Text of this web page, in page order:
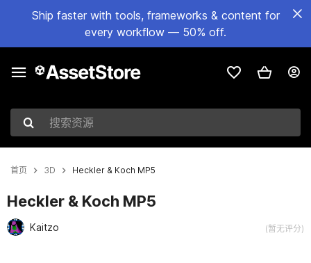
Ship faster with tools, frameworks & content for
every workflow — 50% off.
搜索资源
首页 3D Heckler & Koch MP5
Heckler & Koch MP5
Kaitzo (暂无评分)